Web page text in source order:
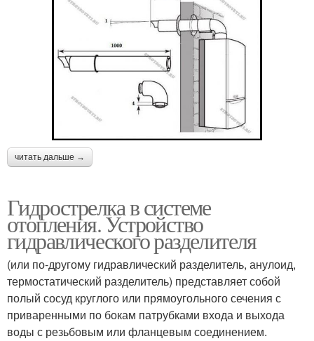
читать дальше →
Гидрострелка в системе
отопления. Устройство
гидравлического разделителя
(или по-другому гидравлический разделитель, анулоид,
термостатический разделитель) представляет собой
полый сосуд круглого или прямоугольного сечения с
приваренными по бокам патрубками входа и выхода
воды с резьбовым или фланцевым соединением.